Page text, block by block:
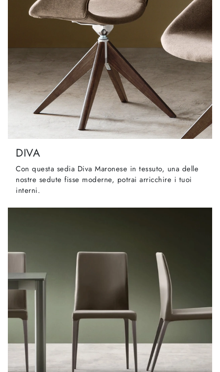
DIVA
Con questa sedia Diva Maronese in tessuto, una delle
nostre sedute fisse moderne, potrai arricchire i tuoi
interni.